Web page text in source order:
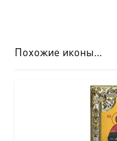
Похожие иконы…